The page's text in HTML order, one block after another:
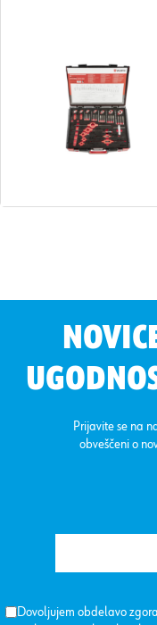
Prijavite se na
obveščeni o
Dovoljujem obdelavo